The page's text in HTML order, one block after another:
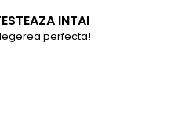
INTAI
perfecta!